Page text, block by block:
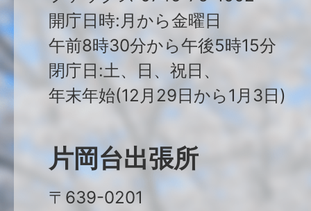
開庁日時:月から金曜日
午前8時30分から午後5時15分
閉庁日:土、日、祝日、
年末年始(12月29日から1月3日)
片岡台出張所
〒639-0201